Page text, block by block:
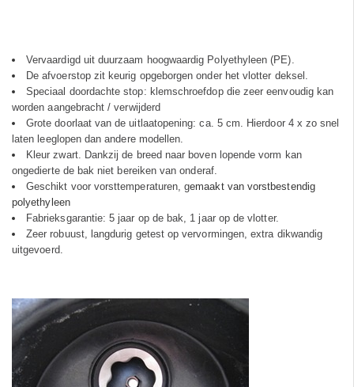
Vervaardigd uit duurzaam hoogwaardig Polyethyleen (PE).
De afvoerstop zit keurig opgeborgen onder het vlotter deksel.
Speciaal doordachte stop: klemschroefdop die zeer eenvoudig kan
worden aangebracht / verwijderd
Grote doorlaat van de uitlaatopening: ca. 5 cm. Hierdoor 4 x zo snel
laten leeglopen dan andere modellen.
Kleur zwart. Dankzij de breed naar boven lopende vorm kan
ongedierte de bak niet bereiken van onderaf.
Geschikt voor vorsttemperaturen, gemaakt van vorstbestendig
polyethyleen
Fabrieksgarantie: 5 jaar op de bak, 1 jaar op de vlotter.
Zeer robuust, langdurig getest op vervormingen, extra dikwandig
uitgevoerd.